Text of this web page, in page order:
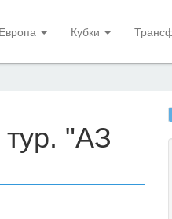
Европа Кубки
"АЗ